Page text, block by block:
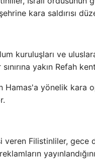
şehrine kara saldırısı
kuruluşları ve
yakın Refah
Hamas'a yönelik kara
Filistinliler, gece